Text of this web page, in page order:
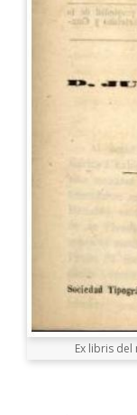
Ex libris